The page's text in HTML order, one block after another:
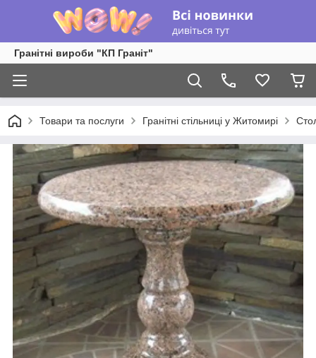
Гранітні вироби "КП Граніт"
Товари та послуги Гранітні стільниці у Житомирі